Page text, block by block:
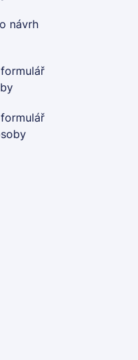
návrh